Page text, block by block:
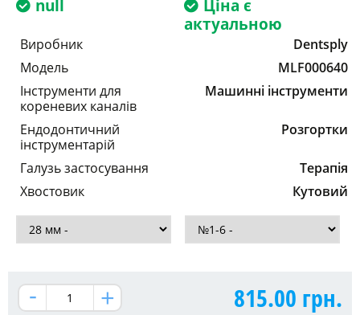
null
Ціна є
актуальною
Виробник
Dentsply
Модель
MLF000640
Інструменти для
кореневих каналів
Машинні інструменти
Ендодонтичний
інструментарій
Розгортки
Галузь застосування
Терапія
Хвостовик
Кутовий
815.00 грн.